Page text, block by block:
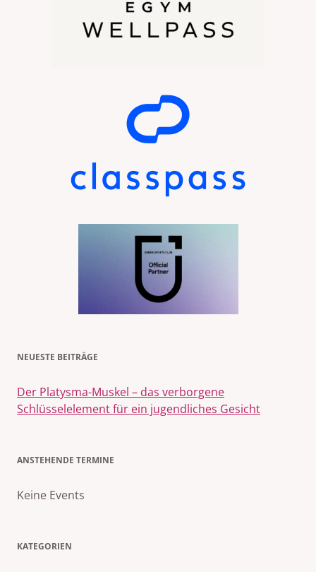
NEUESTE BEITRÄGE
Der Platysma-Muskel – das verborgene
Schlüsselelement für ein jugendliches Gesicht
ANSTEHENDE TERMINE
Keine Events
KATEGORIEN